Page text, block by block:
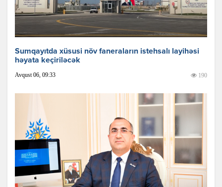
Sumqayıtda xüsusi növ faneraların istehsalı layihəsi
həyata keçiriləcək
Avqust 06, 09:33 190